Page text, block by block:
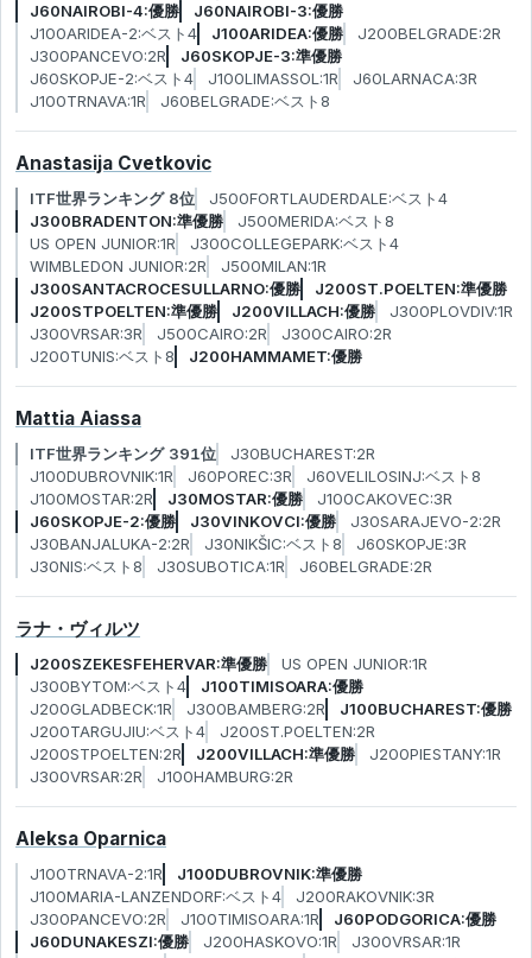
J60NAIROBI-4:優勝
J60NAIROBI-3:優勝
J100ARIDEA-2:ベスト4
J100ARIDEA:優勝
J200BELGRADE:2R
J300PANCEVO:2R
J60SKOPJE-3:準優勝
J60SKOPJE-2:ベスト4
J100LIMASSOL:1R
J60LARNACA:3R
J100TRNAVA:1R
J60BELGRADE:ベスト8
Anastasija Cvetkovic
ITF世界ランキング 8位
J500FORTLAUDERDALE:ベスト4
J300BRADENTON:準優勝
J500MERIDA:ベスト8
US OPEN JUNIOR:1R
J300COLLEGEPARK:ベスト4
WIMBLEDON JUNIOR:2R
J500MILAN:1R
J300SANTACROCESULLARNO:優勝
J200ST.POELTEN:準優勝
J200STPOELTEN:準優勝
J200VILLACH:優勝
J300PLOVDIV:1R
J300VRSAR:3R
J500CAIRO:2R
J300CAIRO:2R
J200TUNIS:ベスト8
J200HAMMAMET:優勝
Mattia Aiassa
ITF世界ランキング 391位
J30BUCHAREST:2R
J100DUBROVNIK:1R
J60POREC:3R
J60VELILOSINJ:ベスト8
J100MOSTAR:2R
J30MOSTAR:優勝
J100CAKOVEC:3R
J60SKOPJE-2:優勝
J30VINKOVCI:優勝
J30SARAJEVO-2:2R
J30BANJALUKA-2:2R
J30NIKŠIC:ベスト8
J60SKOPJE:3R
J30NIS:ベスト8
J30SUBOTICA:1R J60BELGRADE:2R
ラナ・ヴィルツ
J200SZEKESFEHERVAR:準優勝
US OPEN JUNIOR:1R
J300BYTOM:ベスト4
J100TIMISOARA:優勝
J200GLADBECK:1R
J300BAMBERG:2R
J100BUCHAREST:優勝
J200TARGUJIU:ベスト4
J200ST.POELTEN:2R
J200STPOELTEN:2R
J200VILLACH:準優勝
J200PIESTANY:1R
J300VRSAR:2R
J100HAMBURG:2R
Aleksa Oparnica
J100TRNAVA-2:1R
J100DUBROVNIK:準優勝
J100MARIA-LANZENDORF:ベスト4
J200RAKOVNIK:3R
J300PANCEVO:2R
J100TIMISOARA:1R
J60PODGORICA:優勝
J60DUNAKESZI:優勝
J200HASKOVO:1R
J300VRSAR:1R